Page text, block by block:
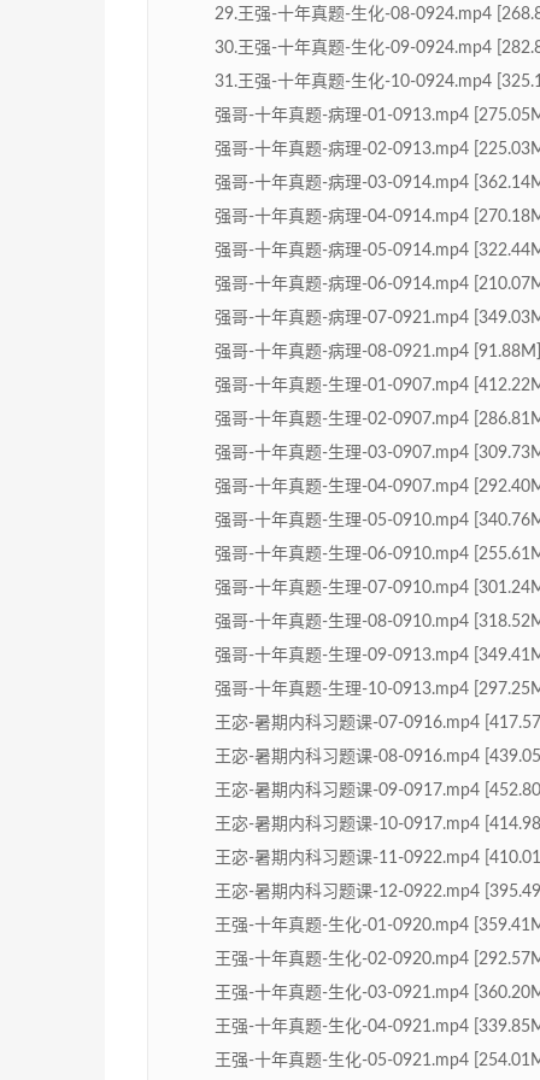
29.王强-十年真题-生化-08-0924.mp4
30.王强-十年真题-生化-09-0924.mp4
31.王强-十年真题-生化-10-0924.mp4
强哥-十年真题-病理-01-0913.mp4
强哥-十年真题-病理-02-0913.mp4
强哥-十年真题-病理-03-0914.mp4
强哥-十年真题-病理-04-0914.mp4
强哥-十年真题-病理-05-0914.mp4
强哥-十年真题-病理-06-0914.mp4
强哥-十年真题-病理-07-0921.mp4
强哥-十年真题-病理-08-0921.mp4 [91.88M]
强哥-十年真题-生理-01-0907.mp4
强哥-十年真题-生理-02-0907.mp4
强哥-十年真题-生理-03-0907.mp4
强哥-十年真题-生理-04-0907.mp4
强哥-十年真题-生理-05-0910.mp4
强哥-十年真题-生理-06-0910.mp4
强哥-十年真题-生理-07-0910.mp4
强哥-十年真题-生理-08-0910.mp4
强哥-十年真题-生理-09-0913.mp4
强哥-十年真题-生理-10-0913.mp4
王宓-暑期内科习题课-07-0916.mp4
王宓-暑期内科习题课-08-0916.mp4
王宓-暑期内科习题课-09-0917.mp4
王宓-暑期内科习题课-10-0917.mp4
王宓-暑期内科习题课-11-0922.mp4
王宓-暑期内科习题课-12-0922.mp4
王强-十年真题-生化-01-0920.mp4
王强-十年真题-生化-02-0920.mp4
王强-十年真题-生化-03-0921.mp4
王强-十年真题-生化-04-0921.mp4
王强-十年真题-生化-05-0921.mp4